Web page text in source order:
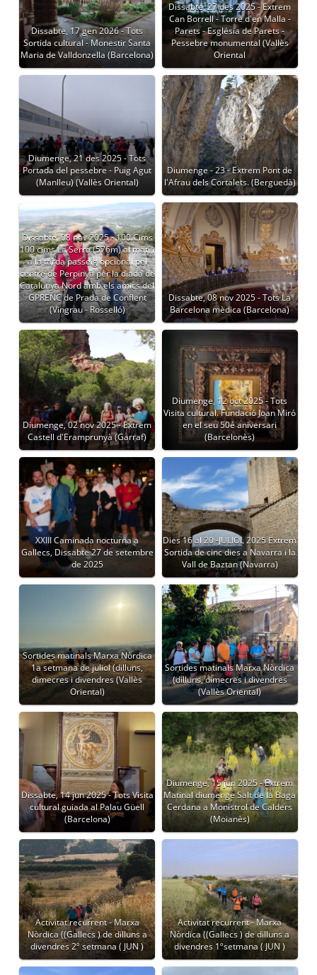
Dissabte, 17 gen 2026 - Tots
Sortida cultural - Monestir Santa
Maria de Valldonzella (Barcelona)
Dissabte, 27 des 2025 - Extrem
Can Borrell - Torre d'en Malla -
Parets - Església de Parets -
Pessebre monumental (Vallès
Oriental
Diumenge, 21 des 2025 - Tots
Portada del pessebre - Puig Agut
(Manlleu) (Vallès Oriental)
Diumenge - 23 - Extrem Pont de
l'Afrau dels Cortalets. (Berguedà)
Dissabte, 08 nov 2025 - 100 Cims
100 cims La Serra (576m) al matí i
a la tarda passeig opcional pel
centre de Perpinyà per la diada de
Catalunya Nord amb els amics del
GPRENC de Prada de Conflent
(Vingrau - Rosselló)
Dissabte, 08 nov 2025 - Tots La
Barcelona mèdica (Barcelona)
Diumenge, 02 nov 2025 - Extrem
Castell d'Eramprunyà (Garraf)
Diumenge, 12 oct 2025 - Tots
Visita cultural. Fundació Joan Miró
en el seu 50é aniversari
(Barcelonès)
XXIII Caminada nocturna a
Gallecs, Dissabte 27 de setembre
de 2025
Dies 16 al 20 -JULIOL 2025 Extrem
Sortida de cinc dies a Navarra i la
Vall de Baztan (Navarra)
Sortides matinals Marxa Nòrdica
1a setmana de juliol (dilluns,
dimecres i divendres (Vallès
Oriental)
Sortides matinals Marxa Nòrdica
(dilluns, dimecres i divendres
(Vallès Oriental)
Dissabte, 14 jun 2025 - Tots Visita
cultural guiada al Palau Güell
(Barcelona)
Diumenge, 15 jun 2025 - Extrem
Matinal diumenge Salt de la Baga
Cerdana a Monistrol de Calders
(Moianès)
Activitat recurrent - Marxa
Nòrdica ((Gallecs ) de dilluns a
divendres 2º setmana ( JUN )
Activitat recurrent - Marxa
Nòrdica ((Gallecs ) de dilluns a
divendres 1ºsetmana ( JUN )